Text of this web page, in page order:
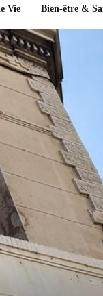
Vie Bien-être &